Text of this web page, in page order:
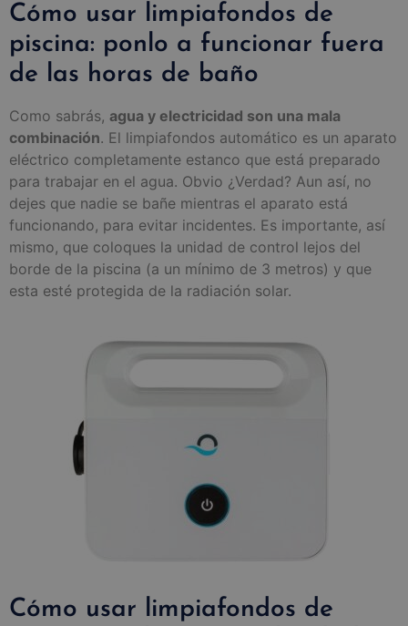
Cómo usar limpiafondos de
piscina: ponlo a funcionar fuera
de las horas de baño
Como sabrás, agua y electricidad son una mala
combinación. El limpiafondos automático es un aparato
eléctrico completamente estanco que está preparado
para trabajar en el agua. Obvio ¿Verdad? Aun así, no
dejes que nadie se bañe mientras el aparato está
funcionando, para evitar incidentes. Es importante, así
mismo, que coloques la unidad de control lejos del
borde de la piscina (a un mínimo de 3 metros) y que
esta esté protegida de la radiación solar.
Cómo usar limpiafondos de